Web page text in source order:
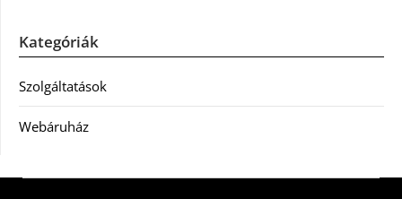
Kategóriák
Szolgáltatások
Webáruház